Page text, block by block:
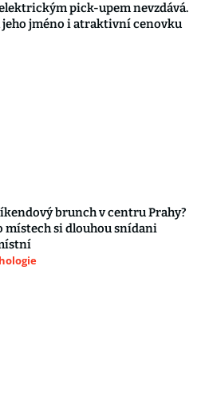
pick-upem nevzdává.
jméno i atraktivní cenovku
brunch v centru Prahy?
místech si dlouhou snídani